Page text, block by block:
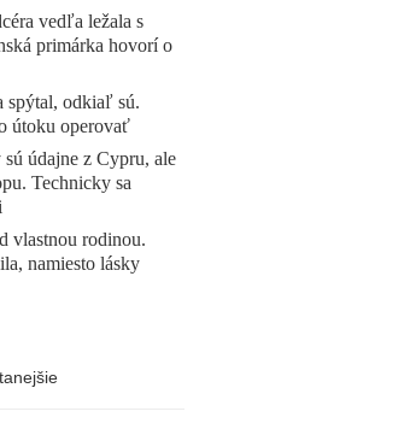
vedľa ležala s
primárka hovorí o
spýtal, odkiaľ sú.
útoku operovať
údajne z Cypru, ale
Technicky sa
vlastnou rodinou.
namiesto lásky